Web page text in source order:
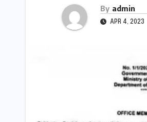
By admin
APR 4, 2023